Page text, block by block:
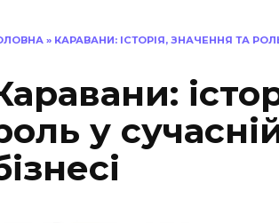
» КАРАВАНИ: ІСТОРІЯ, ЗНАЧЕННЯ ТА
у